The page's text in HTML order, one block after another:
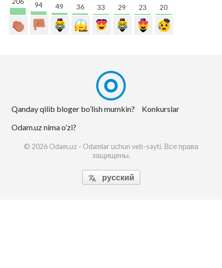
94 49 36 33 29 23 20
Qanday qilib bloger bo’lish mumkin?
Konkurslar
Odam.uz nima o’zi?
© 2026 Odam.uz - Odamlar uchun veb-sayti. Все права
защищены.
 русский